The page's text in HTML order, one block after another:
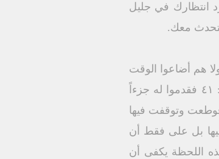
انتظارك في جليل
معك.
هم أضاعوا الوقت
في الاعتذارات المستفيضة وشرح الموقف بل حدث كل شئ في بساطة وألفة هل عندكم طعام ؟ لو ٢٤ : ٤١ فقدموا له جزءاً
التي قوطعت وتوقفت فيها
بل على فقط أن
اللحظة يكفى أن